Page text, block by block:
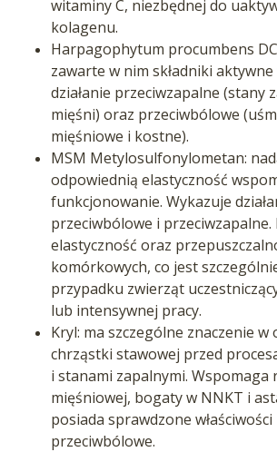
witaminy C, niezbędnej do
kolagenu.
Harpagophytum procumbens
zawarte w nim składniki
działanie przeciwzapalne (stany
mięśni) oraz przeciwbólowe
mięśniowe i kostne).
MSM Metylosulfonylometan:
odpowiednią elastyczność
funkcjonowanie. Wykazuje
przeciwbólowe i przeciwzapalne.
elastyczność oraz
komórkowych, co jest
przypadku zwierząt
lub intensywnej pracy.
Kryl: ma szczególne znaczenie w
chrząstki stawowej przed
i stanami zapalnymi. Wspomaga
mięśniowej, bogaty w NNKT i
posiada sprawdzone
przeciwbólowe.